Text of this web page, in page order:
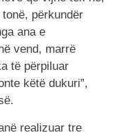
përkundër
ana e
vend, marrë
të përpiluar
këtë dukuri”,
realizuar tre